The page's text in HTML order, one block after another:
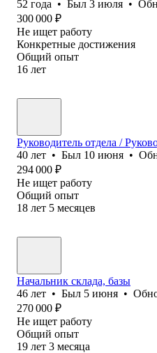
52 года • Был 3 июля •
300 000 ₽
Не ищет работу
Конкретные достижения
Общий опыт
16 лет
Руководитель отдела /
40 лет • Был 10 июня •
294 000 ₽
Не ищет работу
Общий опыт
18 лет 5 месяцев
Начальник склада, базы
46 лет • Был 5 июня •
270 000 ₽
Не ищет работу
Общий опыт
19 лет 3 месяца